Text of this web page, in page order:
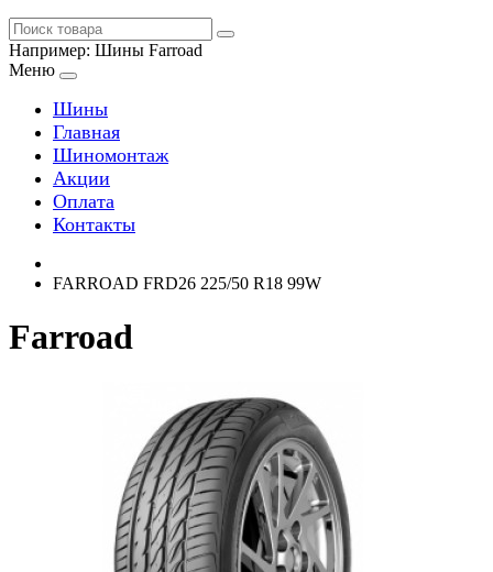
Например: Шины Farroad
Меню
Шины
Главная
Шиномонтаж
Акции
Оплата
Контакты
FARROAD FRD26 225/50 R18 99W
Farroad